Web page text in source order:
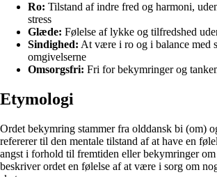
Ro: Tilstand af indre fred og harmoni,
stress
Glæde: Følelse af lykke og tilfredshed
Sindighed: At være i ro og i balance med
omgivelserne
Omsorgsfri: Fri for bekymringer og
Etymologi
Ordet bekymring stammer fra olddansk bi (om)
refererer til den mentale tilstand af at have en
angst i forhold til fremtiden eller bekymringer om
beskriver ordet en følelse af at være i sorg om